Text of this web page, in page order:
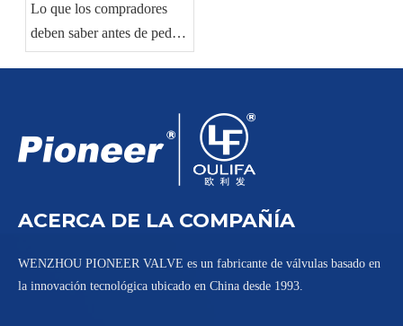
Lo que los compradores
deben saber antes de pedir
válvulas de bola
ACERCA DE LA COMPAÑÍA
WENZHOU PIONEER VALVE es un fabricante de válvulas basado en
la innovación tecnológica ubicado en China desde 1993.